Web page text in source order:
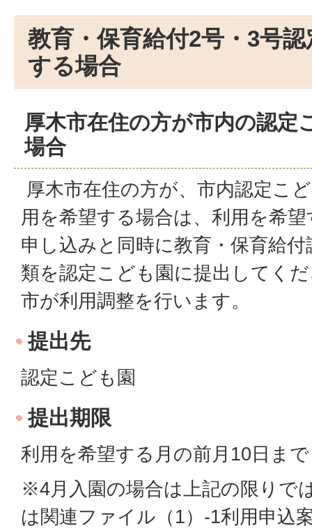
教育・保育給付2号・3号
する場合
厚木市在住の方が市内の認定
場合
厚木市在住の方が、市内認定こ
用を希望する場合は、利用を希
申し込みと同時に教育・保育給
類を認定こども園に提出してく
市が利用調整を行います。
提出先
認定こども園
提出期限
利用を希望する月の前月10日まで
※4月入園の場合は上記の限りで
は関連ファイル（1）-1利用申込